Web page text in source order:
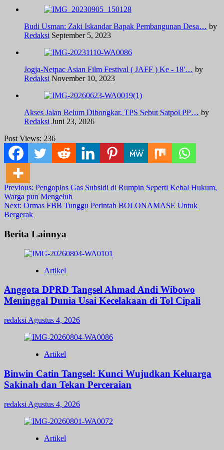
Budi Usman: Zaki Iskandar Bapak Pembangunan Desa… by
Redaksi September 5, 2023
Jogja-Netpac Asian Film Festival ( JAFF ) Ke - 18'… by
Redaksi November 10, 2023
Akses Jalan Belum Dibongkar, TPS Sebut Satpol PP… by
Redaksi Juni 23, 2026
Post Views: 236
Post
navigation
Previous: Pengoplos Gas Subsidi di Rumpin Seperti Kebal Hukum,
Warga pun Mengeluh
Next: Ormas FBB Tunggu Perintah BOLONAMASE Untuk
Bergerak
Berita Lainnya
Artikel
Anggota DPRD Tangsel Ahmad Andi Wibowo
Meninggal Dunia Usai Kecelakaan di Tol Cipali
redaksi Agustus 4, 2026
Artikel
Binwin Catin Tangsel: Kunci Wujudkan Keluarga
Sakinah dan Tekan Perceraian
redaksi Agustus 4, 2026
Artikel